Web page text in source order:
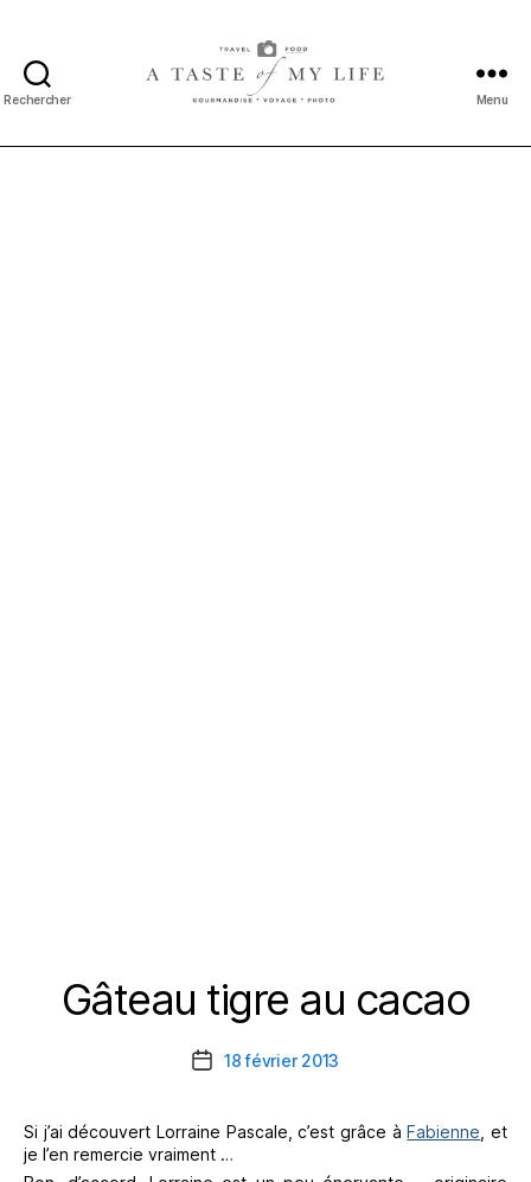
Rechercher
taste
Menu
Catégories
Gâteau tigre au cacao
Date18 février 2013
Si j’ai découvert Lorraine Pascale, c’est grâce àFabienne , et
je l’en remercie vraiment …